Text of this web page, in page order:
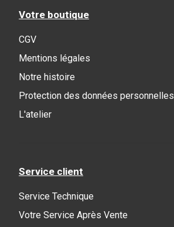
Votre boutique
CGV
Mentions légales
Notre histoire
Protection des données personnelles
L'atelier
Service client
Service Technique
Votre Service Après Vente